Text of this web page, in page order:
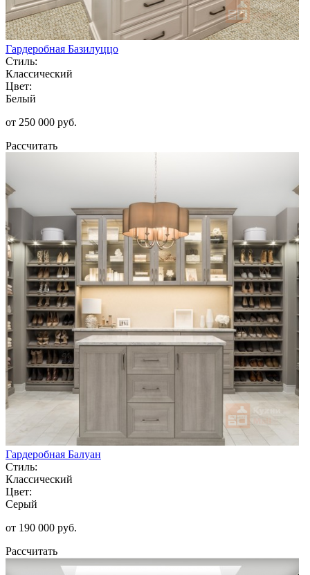
Гардеробная Базилуццо
Стиль:
Классический
Цвет:
Белый
от 250 000 руб.
Рассчитать
Гардеробная Балуан
Стиль:
Классический
Цвет:
Серый
от 190 000 руб.
Рассчитать